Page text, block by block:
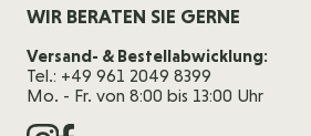
WIR BERATEN SIE GERNE
Versand- & Bestellabwicklung:
Tel.: +49 961 2049 8399
Mo. - Fr. von 8:00 bis 13:00 Uhr